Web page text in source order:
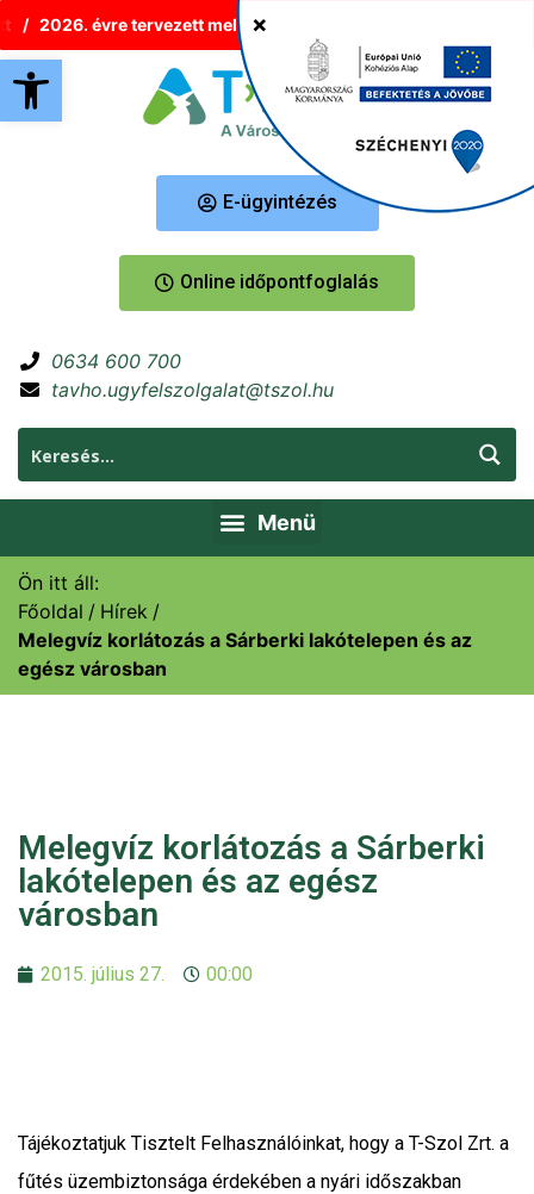
Eszköztár megnyitása
2026. évre tervezett melegvíz-korlátozások Tatabányán
E-ügyintézés
Online időpontfoglalás
0634 600 700
tavho.ugyfelszolgalat@tszol.hu
Ön itt áll:
Főoldal
Hírek
Melegvíz korlátozás a Sárberki lakótelepen és az
egész városban
Melegvíz korlátozás a Sárberki
lakótelepen és az egész
városban
2015. július 27. 00:00
Tájékoztatjuk Tisztelt Felhasználóinkat, hogy a T-Szol Zrt. a
fűtés üzembiztonsága érdekében a nyári időszakban